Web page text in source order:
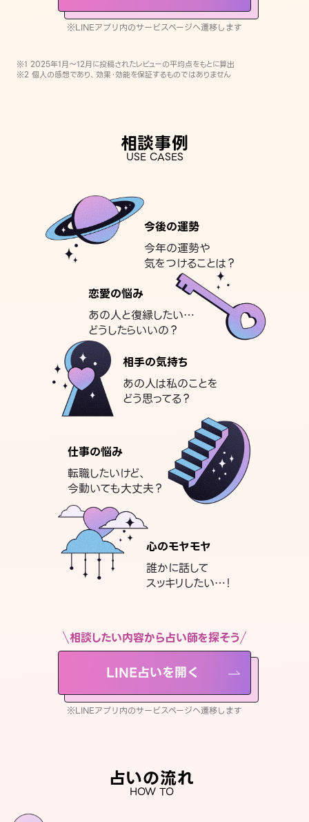
※LINEアプリ内のサービスページへ遷移します
※1 2025年1月〜12月に投稿されたレビューの平均点をもとに算出
※2 個人の感想であり、効果・効能を保証するものではありません
相談事例
USE CASES
今後の運勢
今年の運勢や
気をつけることは？
恋愛の悩み
あの人と復縁したい…
どうしたらいいの？
相手の気持ち
あの人は私のことを
どう思ってる？
仕事の悩み
転職したいけど、
今動いても大丈夫？
心のモヤモヤ
誰かに話して
スッキリしたい…！
相談したい内容から占い師を探そう
LINE占いを開く
※LINEアプリ内のサービスページへ遷移します
占いの流れ
HOW TO